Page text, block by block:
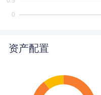
资产配置